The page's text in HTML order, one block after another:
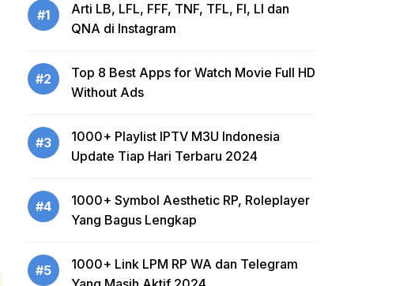
#1
Arti LB, LFL, FFF, TNF, TFL, FI, LI dan
QNA di Instagram
#2
Top 8 Best Apps for Watch Movie Full HD
Without Ads
#3
1000+ Playlist IPTV M3U Indonesia
Update Tiap Hari Terbaru 2024
#4
1000+ Symbol Aesthetic RP, Roleplayer
Yang Bagus Lengkap
#5
1000+ Link LPM RP WA dan Telegram